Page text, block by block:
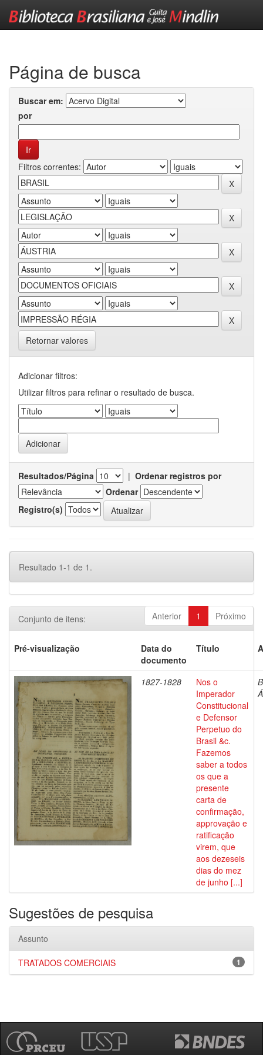
Página de busca
Buscar em:
por
Filtros correntes:
Retornar valores
Adicionar filtros:
Utilizar filtros para refinar o resultado de busca.
Resultados/Página | Ordenar registros por
Ordenar
Registro(s)
Resultado 1-1 de 1.
Anterior 1 Próximo
Conjunto de itens:
Pré-visualização
Data do
documento
Título
1827-1828
Nos o
Imperador
Constitucional
e Defensor
Perpetuo do
Brasil &c.
Fazemos
saber a todos
os que a
presente
carta de
confirmação,
approvação e
ratificação
virem, que
aos dezeseis
dias do mez
de junho [...]
Sugestões de pesquisa
Assunto
1
TRATADOS COMERCIAIS